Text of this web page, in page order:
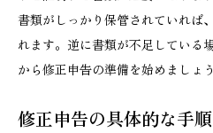
書類がしっかり保管されていれば
れます。逆に書類が不足している
から修正申告の準備を始めましょう
修正申告の具体的な手